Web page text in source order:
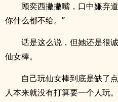
顾奕西撇撇嘴，口中嫌弃
你什么都不给。”
话是这么说，但她还是很
仙女棒。
自己玩仙女棒到底是缺了
人本来就没有打算要一个人玩。